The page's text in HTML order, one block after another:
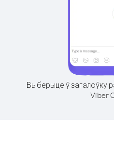
Выберыце ў загалоўку
Viber